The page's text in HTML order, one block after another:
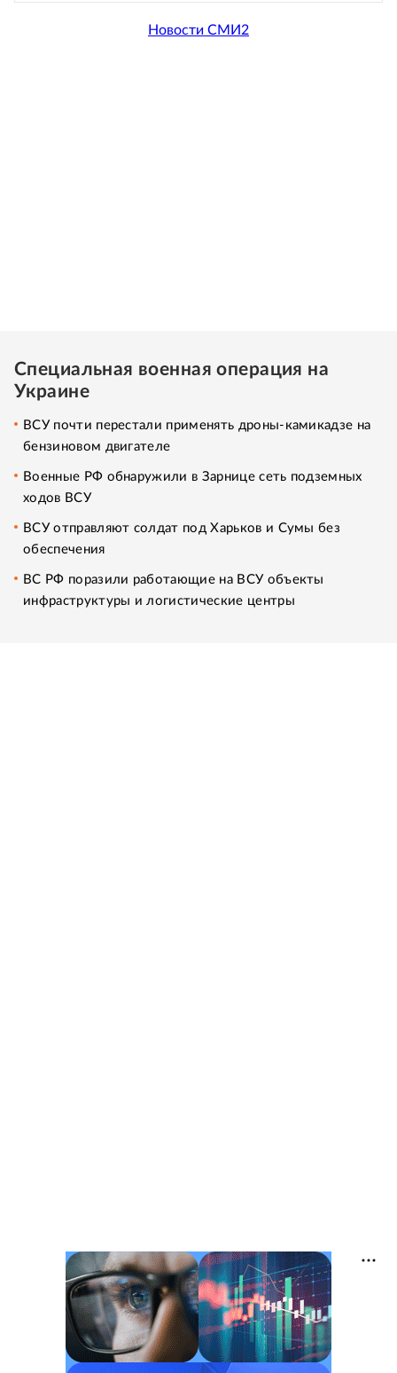
Новости СМИ2
Специальная военная операция на
Украине
ВСУ почти перестали применять дроны-камикадзе на
бензиновом двигателе
Военные РФ обнаружили в Зарнице сеть подземных
ходов ВСУ
ВСУ отправляют солдат под Харьков и Сумы без
обеспечения
ВС РФ поразили работающие на ВСУ объекты
инфраструктуры и логистические центры